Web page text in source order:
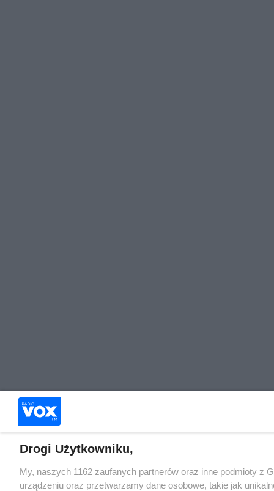
Drogi Użytkowniku,
My, naszych 1162 zaufanych partnerów oraz inne podmioty z
urządzeniu oraz przetwarzamy dane osobowe, takie jak